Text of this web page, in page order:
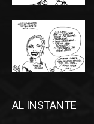
AL INSTANTE